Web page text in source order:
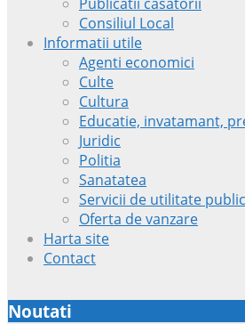
Consiliul Local
Informatii utile
Agenti economici
Culte
Cultura
Educatie, invatamant,
Juridic
Politia
Sanatatea
Servicii de utilitate
Oferta de vanzare
Harta site
Contact
Noutati